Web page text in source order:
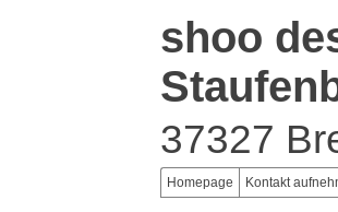
shoo
37327
Homepage Kontakt